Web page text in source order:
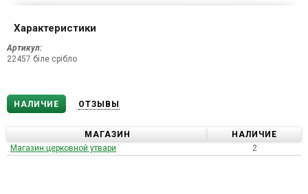
Характеристики
Артикул:
22457 біле срібло
НАЛИЧИЕ ОТЗЫВЫ
МАГАЗИН
НАЛИЧИЕ
Магазин церковной утвари
2